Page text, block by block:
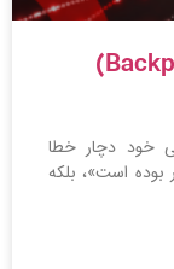
انتشار رو به عقب (Backpropagation)
خود دچار خطا
است»، بلکه